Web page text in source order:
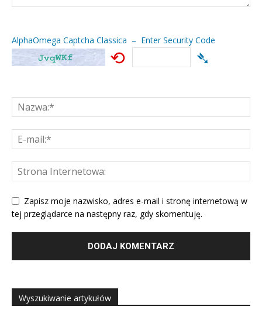
AlphaOmega Captcha Classica – Enter Security Code
⟲ ➴
Zapisz moje nazwisko, adres e-mail i stronę internetową w
tej przeglądarce na następny raz, gdy skomentuję.
Wyszukiwanie artykułów